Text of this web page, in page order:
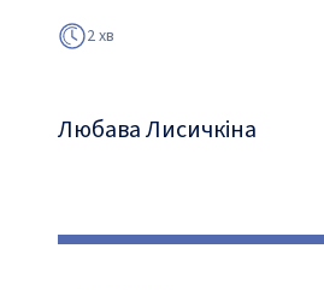
2 хв
Любава Лисичкіна